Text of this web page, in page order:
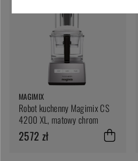
MAGIMIX
Robot kuchenny Magimix CS
4200 XL, matowy chrom
2572 zł